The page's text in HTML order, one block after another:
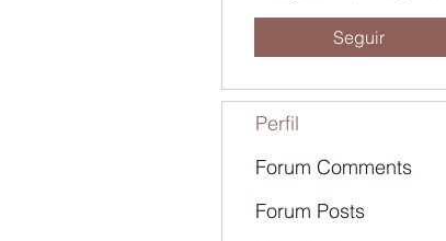
Seguir
Perfil
Forum Comments
Forum Posts